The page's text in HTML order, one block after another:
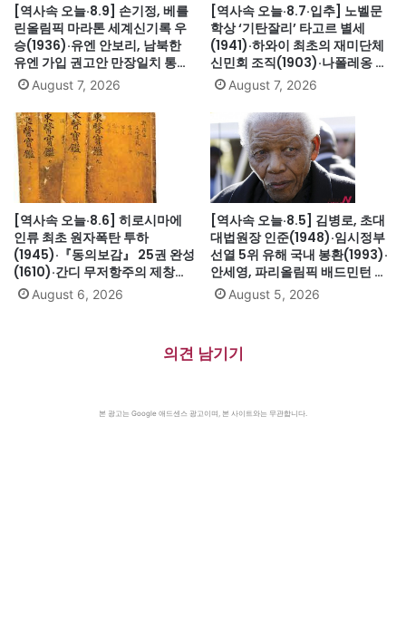
[역사속 오늘·8.9] 손기정, 베를
린올림픽 마라톤 세계신기록 우
승(1936)·유엔 안보리, 남북한
유엔 가입 권고안 만장일치 통과
(1991)·싱가포르, 말레이시아에
서 분리 독립(1965)·닉슨, 워터
게이트로 사상 첫 대통령 사임
(1974)
August 7, 2026
[역사속 오늘·8.7·입추] 노벨문
학상 ‘기탄잘리’ 타고르 별세
(1941)·하와이 최초의 재미단체
신민회 조직(1903)·나폴레옹 세
인트헬레나섬 유배(1815)·英 해
군, 스페인 무적함대 격파
(1588)·美 화성탐사로봇 큐리오
시티 화성 착륙(2012)·日, 화이
트리스트에서 한국 제외(2019)
August 7, 2026
[역사속 오늘·8.6] 히로시마에
인류 최초 원자폭탄 투하
(1945)·『동의보감』 25권 완성
(1610)·간디 무저항주의 제창
(1931)·대전엑스포 개막(1993)·
자메이카, 영국에서 독립(1962)
August 6, 2026
[역사속 오늘·8.5] 김병로, 초대
대법원장 인준(1948)·임시정부
선열 5위 유해 국내 봉환(1993)·
안세영, 파리올림픽 배드민턴 여
자단식 금메달(2024)·하시나 방
글라데시 총리 인도 망명
라 체포, 27년 옥고의 시작
August 5, 2026
의견 남기기
본 광고는 Google 애드센스 광고이며, 본 사이트와는 무관합니다.